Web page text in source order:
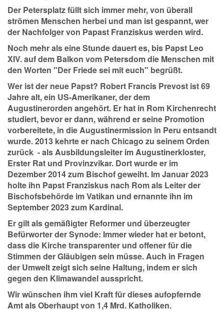
Der Petersplatz füllt sich immer mehr, von überall
strömen Menschen herbei und man ist gespannt, wer
der Nachfolger von Papast Franziskus werden wird.
Noch mehr als eine Stunde dauert es, bis Papst Leo
XIV. auf dem Balkon vom Petersdom die Menschen mit
den Worten "Der Friede sei mit euch" begrüßt.
Wer ist der neue Papst? Robert Francis Prevost ist 69
Jahre alt, ein US-Amerikaner, der dem
Augustinerorden angehört. Er hat in Rom Kirchenrecht
studiert, bevor er dann, während er seine Promotion
vorbereitete, in die Augustinermission in Peru entsandt
wurde. 2013 kehrte er nach Chicago zu seinem Orden
zurück - als Ausbildungsleiter im Augustinerkloster,
Erster Rat und Provinzvikar. Dort wurde er im
Dezember 2014 zum Bischof geweiht. Im Januar 2023
holte ihn Papst Franziskus nach Rom als Leiter der
Bischofsbehörde im Vatikan und ernannte ihn im
September 2023 zum Kardinal.
Er gilt als gemäßigter Reformer und überzeugter
Befürworter der Synode: Immer wieder hat er betont,
dass die Kirche transparenter und offener für die
Stimmen der Gläubigen sein müsse. Auch in Fragen
der Umwelt zeigt sich seine Haltung, indem er sich
gegen den Klimawandel ausspricht.
Wir wünschen ihm viel Kraft für dieses aufopfernde
Amt als Oberhaupt von 1,4 Mrd. Katholiken.